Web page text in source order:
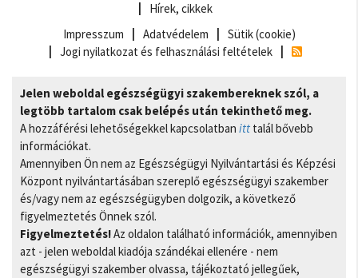
Hírek, cikkek
Impresszum
Adatvédelem
Sütik (cookie)
Jogi nyilatkozat és felhasználási feltételek
Jelen weboldal egészségügyi szakembereknek szól, a
legtöbb tartalom csak belépés után tekinthető meg.
A hozzáférési lehetőségekkel kapcsolatban itt talál bővebb
információkat.
Amennyiben Ön nem az Egészségügyi Nyilvántartási és Képzési
Központ nyilvántartásában szereplő egészségügyi szakember
és/vagy nem az egészségügyben dolgozik, a következő
figyelmeztetés Önnek szól.
Figyelmeztetés!Az oldalon található információk, amennyiben
azt - jelen weboldal kiadója szándékai ellenére - nem
egészségügyi szakember olvassa, tájékoztató jellegűek,